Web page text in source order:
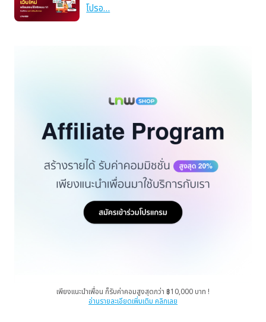
โปรอ…
เพียงแนะนำเพื่อน ก็รับค่าคอมสูงสุดกว่า ฿10,000 บาท !
อ่านรายละเอียดเพิ่มเติม คลิกเลย